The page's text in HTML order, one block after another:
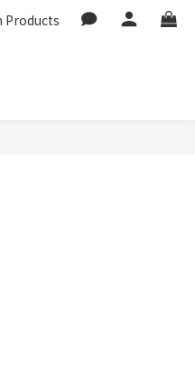
Products